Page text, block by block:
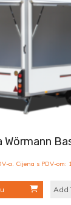
Wörmann
a. Cijena s PDV-om:
Add